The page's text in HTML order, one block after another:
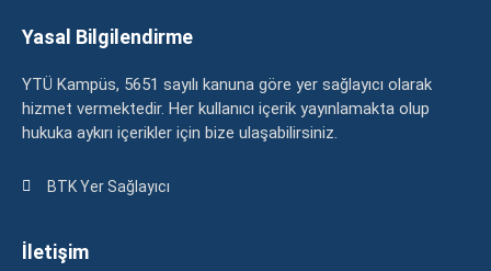
Yasal Bilgilendirme
YTÜ Kampüs, 5651 sayılı kanuna göre yer sağlayıcı olarak
hizmet vermektedir. Her kullanıcı içerik yayınlamakta olup
hukuka aykırı içerikler için bize ulaşabilirsiniz.
BTK Yer Sağlayıcı
İletişim